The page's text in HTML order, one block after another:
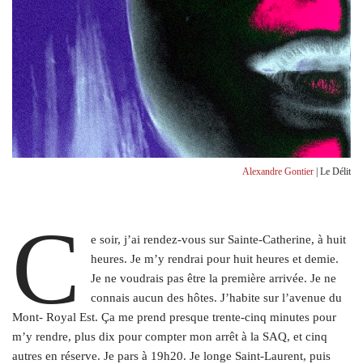
Alexandre Gontier | Le Délit
C
e soir, j’ai rendez-vous sur Sainte-Catherine, à huit
heures. Je m’y rendrai pour huit heures et demie.
Je ne voudrais pas être la première arrivée. Je ne
connais aucun des hôtes. J’habite sur l’avenue du
Mont- Royal Est. Ça me prend presque trente-cinq minutes pour
m’y rendre, plus dix pour compter mon arrêt à la SAQ, et cinq
autres en réserve. Je pars à 19h20. Je longe Saint-Laurent, puis